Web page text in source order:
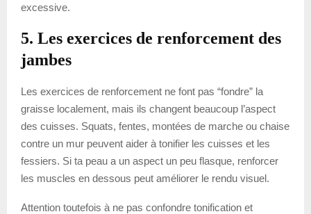
excessive.
5. Les exercices de renforcement des
jambes
Les exercices de renforcement ne font pas “fondre” la
graisse localement, mais ils changent beaucoup l’aspect
des cuisses. Squats, fentes, montées de marche ou chaise
contre un mur peuvent aider à tonifier les cuisses et les
fessiers. Si ta peau a un aspect un peu flasque, renforcer
les muscles en dessous peut améliorer le rendu visuel.
Attention toutefois à ne pas confondre tonification et